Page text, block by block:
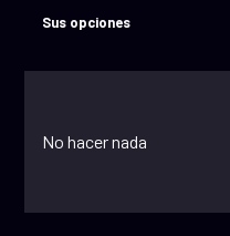
Sus opciones
No hacer nada